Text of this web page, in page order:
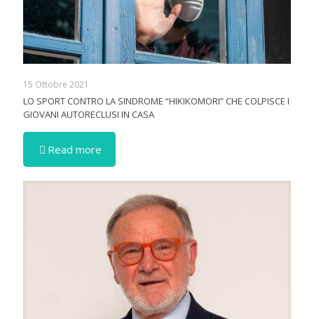
15 Ottobre 2021
LO SPORT CONTRO LA SINDROME “HIKIKOMORI” CHE COLPISCE I
GIOVANI AUTORECLUSI IN CASA
Read more